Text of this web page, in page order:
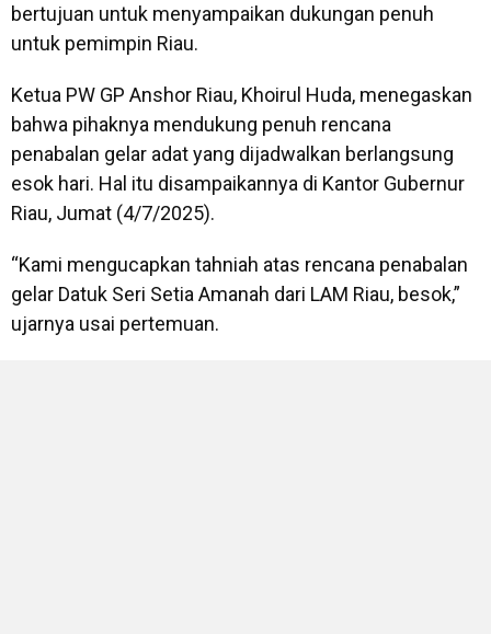
bertujuan untuk menyampaikan dukungan penuh
untuk pemimpin Riau.
Ketua PW GP Anshor Riau, Khoirul Huda, menegaskan
bahwa pihaknya mendukung penuh rencana
penabalan gelar adat yang dijadwalkan berlangsung
esok hari. Hal itu disampaikannya di Kantor Gubernur
Riau, Jumat (4/7/2025).
“Kami mengucapkan tahniah atas rencana penabalan
gelar Datuk Seri Setia Amanah dari LAM Riau, besok,”
ujarnya usai pertemuan.